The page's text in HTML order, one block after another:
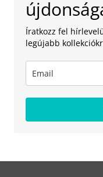
Íratkozz fel
legújabb